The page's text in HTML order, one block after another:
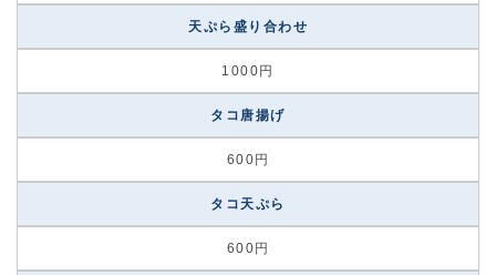
天ぷら盛り合わせ
1000円
タコ唐揚げ
600円
タコ天ぷら
600円